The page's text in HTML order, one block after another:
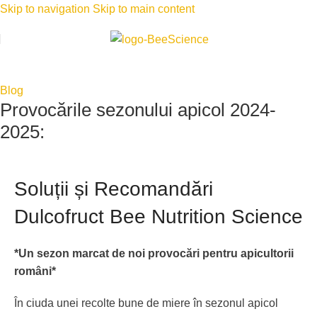
Skip to navigation Skip to main content
Blog
Provocările sezonului apicol 2024-
2025:
Soluții și Recomandări
Dulcofruct Bee Nutrition Science
*Un sezon marcat de noi provocări pentru apicultorii
români*
În ciuda unei recolte bune de miere în sezonul apicol